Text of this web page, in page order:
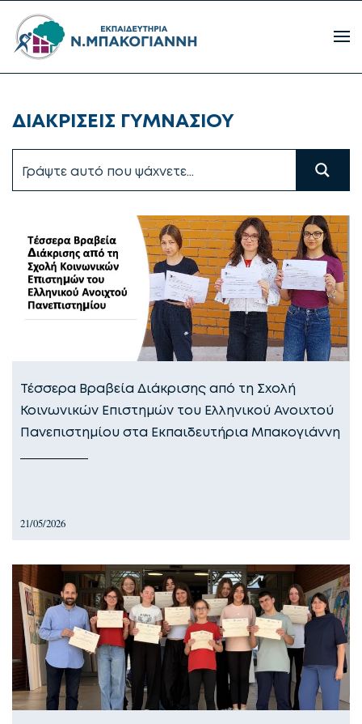
ΔΙΑΚΡΙΣΕΙΣ ΓΥΜΝΑΣΙΟΥ
Τέσσερα Βραβεία Διάκρισης από τη Σχολή
Κοινωνικών Επιστημών του Ελληνικού Ανοιχτού
Πανεπιστημίου στα Εκπαιδευτήρια Μπακογιάννη
21/05/2026